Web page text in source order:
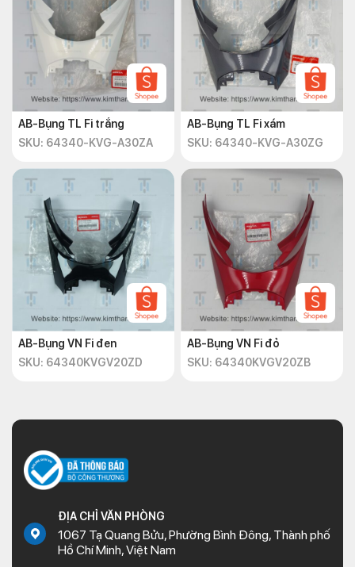
AB-Bụng TL Fi trắng
SKU: 64340-KVG-A30ZA
AB-Bụng TL Fi xám
SKU: 64340-KVG-A30ZG
AB-Bụng VN Fi đen
SKU: 64340KVGV20ZD
AB-Bụng VN Fi đỏ
SKU: 64340KVGV20ZB
ĐỊA CHỈ VĂN PHÒNG
1067 Tạ Quang Bửu, Phường Bình Đông, Thành phố
Hồ Chí Minh, Việt Nam